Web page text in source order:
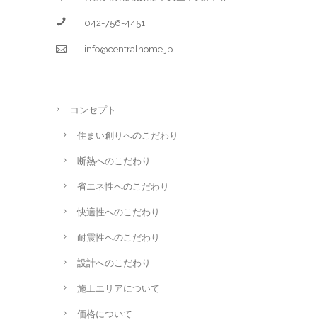
042-756-4451
info@centralhome.jp
コンセプト
住まい創りへのこだわり
断熱へのこだわり
省エネ性へのこだわり
快適性へのこだわり
耐震性へのこだわり
設計へのこだわり
施工エリアについて
価格について